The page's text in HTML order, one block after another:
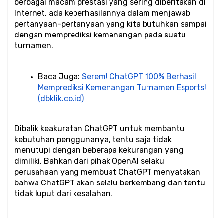
berbagai macam prestasi yang sering diberitakan di
Internet, ada keberhasilannya dalam menjawab
pertanyaan-pertanyaan yang kita butuhkan sampai
dengan memprediksi kemenangan pada suatu
turnamen.
Baca Juga: Serem! ChatGPT 100% Berhasil
Memprediksi Kemenangan Turnamen Esports!
(dbklik.co.id)
Dibalik keakuratan ChatGPT untuk membantu
kebutuhan penggunanya, tentu saja tidak
menutupi dengan beberapa kekurangan yang
dimiliki. Bahkan dari pihak OpenAI selaku
perusahaan yang membuat ChatGPT menyatakan
bahwa ChatGPT akan selalu berkembang dan tentu
tidak luput dari kesalahan.